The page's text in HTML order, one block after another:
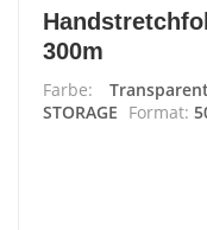
300m
Farbe: Transparent
STORAGE Format: